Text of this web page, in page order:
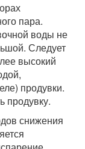
пара.
воды не
Следует
высокий
продувки.
продувку.
снижения